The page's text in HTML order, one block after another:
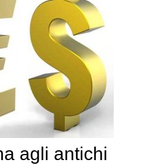
agli antichi